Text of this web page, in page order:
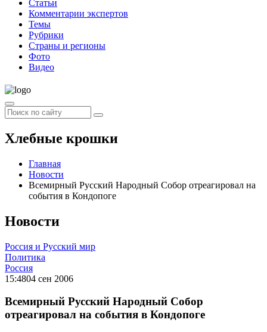
Статьи
Комментарии экспертов
Темы
Рубрики
Страны и регионы
Фото
Видео
Хлебные крошки
Главная
Новости
Всемирный Русский Народный Собор отреагировал на
события в Кондопоге
Новости
Россия и Русский мир
Политика
Россия
15:4804 сен 2006
Всемирный Русский Народный Собор
отреагировал на события в Кондопоге